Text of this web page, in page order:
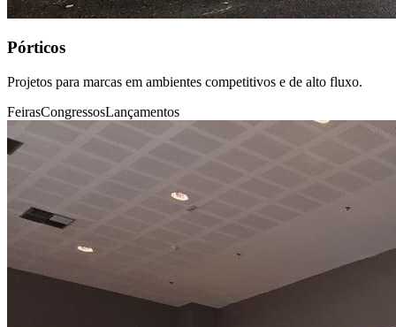
Pórticos
Projetos para marcas em ambientes competitivos e de alto fluxo.
FeirasCongressosLançamentos